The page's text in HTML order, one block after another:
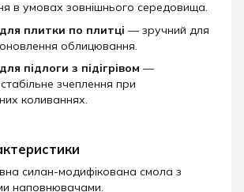
в умовах зовнішнього середовища.
плитки по плитці — зручний для
облицювання.
підлоги з підігрівом —
зчеплення при
коливаннях.
силан-модифікована смола з
наповнювачами.